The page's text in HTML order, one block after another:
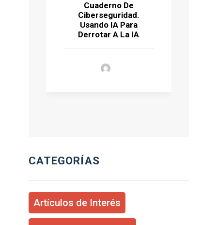
Cuaderno De
Ciberseguridad.
Usando IA Para
Derrotar A La IA
CATEGORÍAS
Artículos de Interés